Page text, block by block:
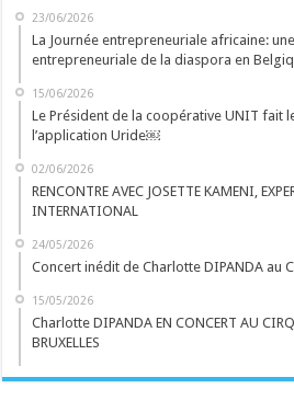
23/06/2026
La Journée entrepreneuriale africaine:
entrepreneuriale de la diaspora en
15/06/2026
Le Président de la coopérative UNIT fait
l’application Uride￼
02/06/2026
RENCONTRE AVEC JOSETTE KAMENI,
INTERNATIONAL
24/05/2026
Concert inédit de Charlotte DIPANDA au
15/05/2026
Charlotte DIPANDA EN CONCERT AU
BRUXELLES